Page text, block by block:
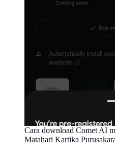
Cara download Comet AI
Matahari Kartika